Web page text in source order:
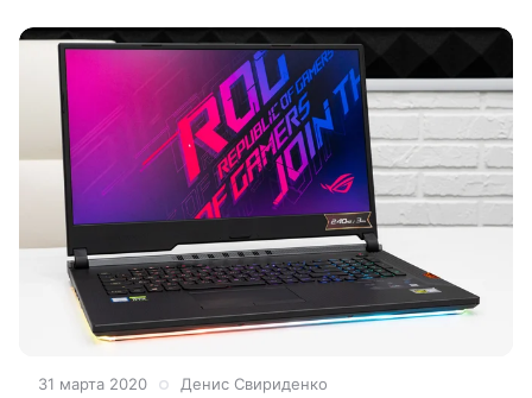
31 марта 2020 Денис Свириденко